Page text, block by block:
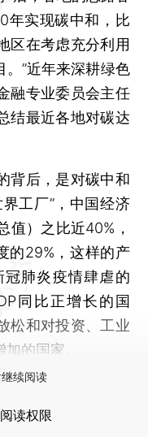
年实现碳中和，比
区在考虑充分利用
”近年来深耕绿色
融专业委员会主任
结最近各地对碳达
后，是对碳中和
工厂”，中国经济
值）之比近40%，
的29%，这样的产
肺炎疫情肆虐的
同比正增长的国
松和对投资、工业
的国家。
续阅读
读权限